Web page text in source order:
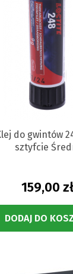
do gwintów
sztyfcie
159,00
DODAJ DO